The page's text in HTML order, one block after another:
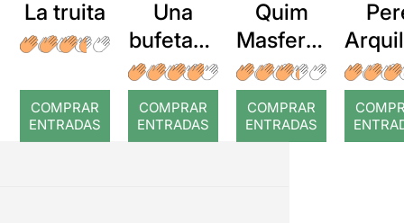
La truita
COMPRAR
ENTRADAS
Una
bufetada
a temps
COMPRAR
ENTRADAS
Quim
Masferre
r: Temps
COMPRAR
ENTRADAS
: